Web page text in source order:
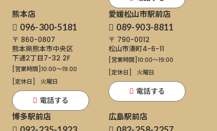
熊本店
096-300-5181
〒 860-0807
熊本県熊本市中央区
下通2丁目7-32 2F
[営業時間] 10:00～19:00
[定休日]
火曜日
電話する
愛媛松山市駅前店
089-903-8811
〒 790-0012
松山市湊町4-6-11
[営業時間] 10:00～19:00
[定休日]
火曜日
電話する
博多駅前店 広島駅前店